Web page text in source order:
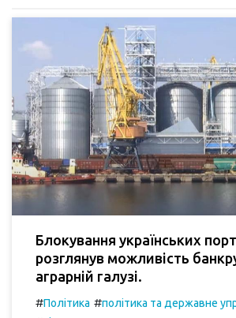
Блокування українських
розглянув можливість
аграрній галузі.
#Політика #політика та державне